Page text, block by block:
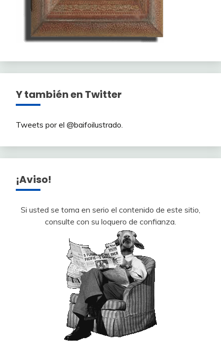
Y también en Twitter
Tweets por el @baifoilustrado.
¡Aviso!
Si usted se toma en serio el contenido de este sitio,
consulte con su loquero de confianza.